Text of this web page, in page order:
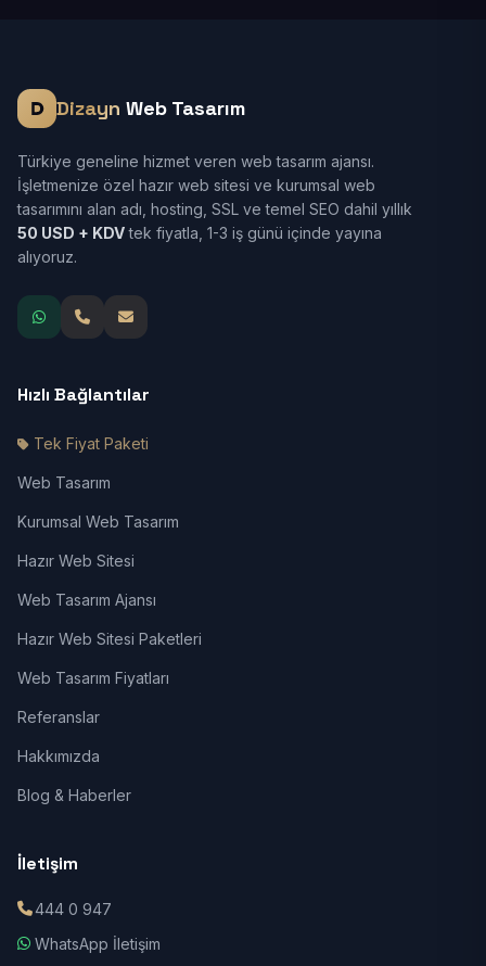
Dizayn Web Tasarım
Türkiye geneline hizmet veren web tasarım ajansı.
İşletmenize özel hazır web sitesi ve kurumsal web
tasarımını alan adı, hosting, SSL ve temel SEO dahil yıllık
50 USD + KDVtek fiyatla, 1-3 iş günü içinde yayına
alıyoruz.
Hızlı Bağlantılar
Tek Fiyat Paketi
Web Tasarım
Kurumsal Web Tasarım
Hazır Web Sitesi
Web Tasarım Ajansı
Hazır Web Sitesi Paketleri
Web Tasarım Fiyatları
Referanslar
Hakkımızda
Blog & Haberler
İletişim
444 0 947
WhatsApp İletişim